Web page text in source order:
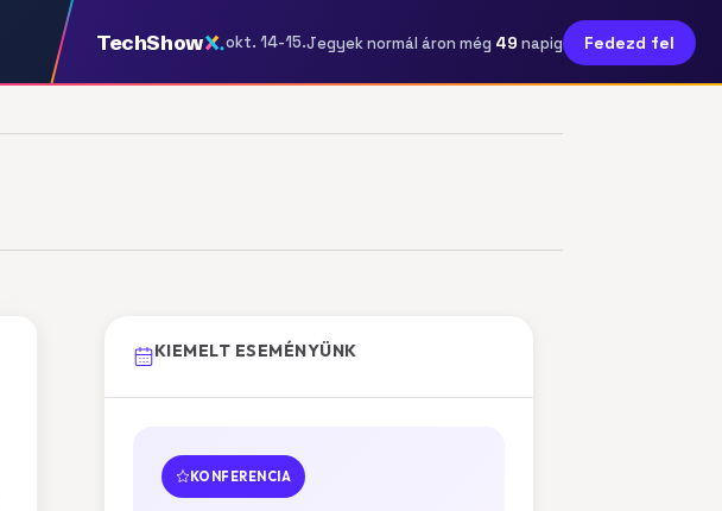
TechShow okt. 14-15.Jegyek normál áron még 49 napig Fedezd fel
KIEMELT ESEMÉNYÜNK
KONFERENCIA